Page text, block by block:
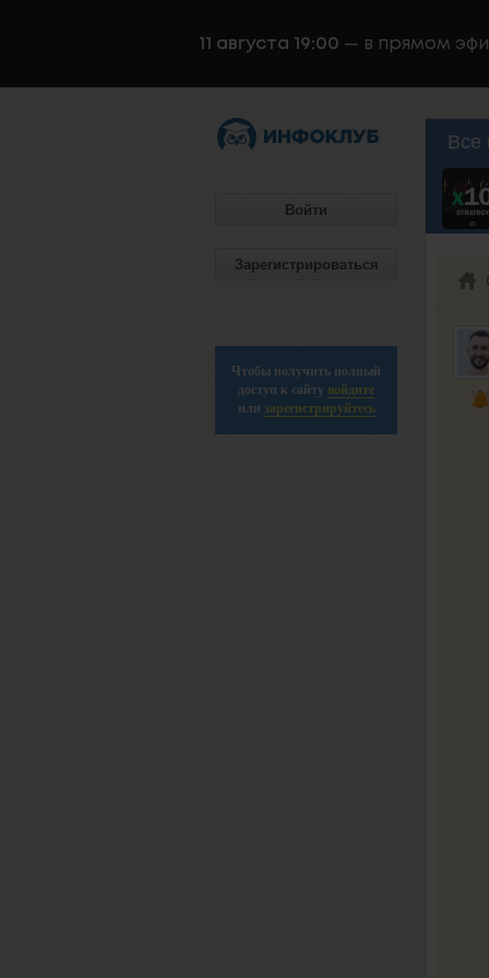
11 августа 19:00 — в прямом
Войти
Зарегистрироваться
Чтобы получить полный
доступ к сайту войдите
или зарегистрируйтесь
Все